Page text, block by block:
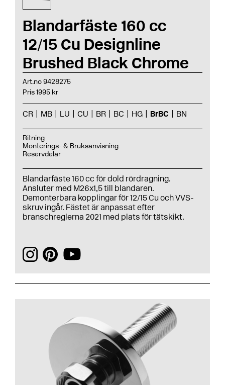
Blandarfäste 160 cc
12/15 Cu Designline
Brushed Black Chrome
Art.no 9428275
Pris 1995 kr
CR MB LU CU BR BC HG BrBC BN
Ritning
Monterings- & Bruksanvisning
Reservdelar
Blandarfäste 160 cc för dold rördragning.
Ansluter med M26x1,5 till blandaren.
Demonterbara kopplingar för 12/15 Cu och VVS-
skruv ingår. Fästet är anpassat efter
branschreglerna 2021 med plats för tätskikt.